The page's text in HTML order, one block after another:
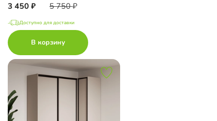
3 450 5 750
Доступно для доставки
В корзину